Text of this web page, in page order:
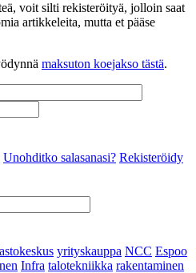
voit silti rekisteröityä, jolloin saat
artikkeleita, mutta et pääse
maksuton koejakso tästä.
Unohditko salasanasi? Rekisteröidy
yrityskauppa NCC Espoo
Infra talotekniikka rakentaminen